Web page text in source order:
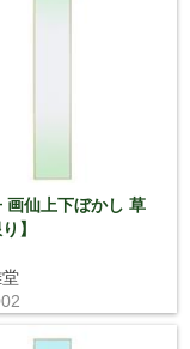
画仙上下ぼかし 草
】